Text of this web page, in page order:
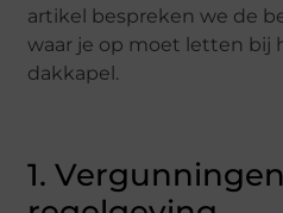
artikel bespreken we de
waar je op moet letten bij
dakkapel.
1.